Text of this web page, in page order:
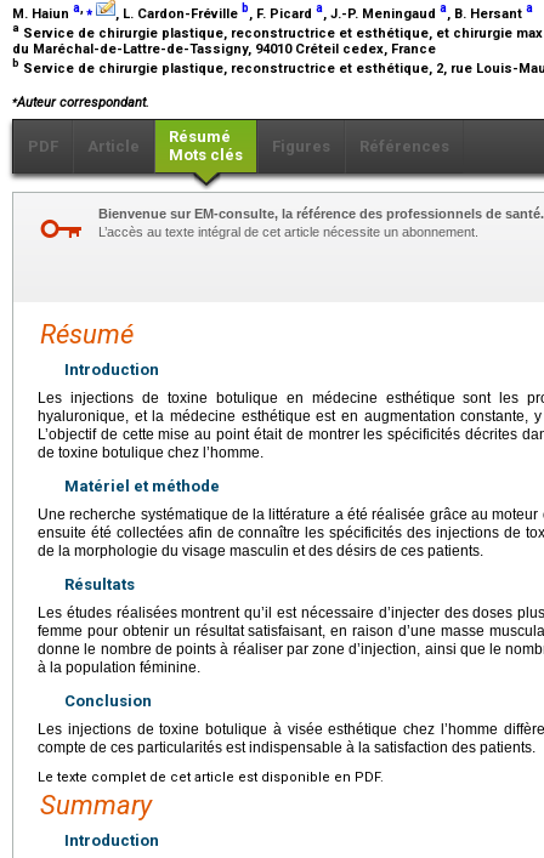
M. Haiun a,⁎ , L. Cardon-Fréville b, F. Picard a, J.-P. Meningaud a, B. Hersant a
a Service de chirurgie plastique, reconstructrice et esthétique, et chirurgie
du Maréchal-de-Lattre-de-Tassigny, 94010 Créteil cedex, France
b Service de chirurgie plastique, reconstructrice et esthétique, 2, rue Louis-
⁎Auteur correspondant.
PDF Article
Résumé
Mots clés
Figures Références
Bienvenue sur EM-consulte, la référence des professionnels de santé.
L’accès au texte intégral de cet article nécessite un abonnement.
Résumé
Introduction
Les injections de toxine botulique en médecine esthétique sont les
hyaluronique, et la médecine esthétique est en augmentation constante,
L’objectif de cette mise au point était de montrer les spécificités décrites
de toxine botulique chez l’homme.
Matériel et méthode
Une recherche systématique de la littérature a été réalisée grâce au
ensuite été collectées afin de connaître les spécificités des injections de
de la morphologie du visage masculin et des désirs de ces patients.
Résultats
Les études réalisées montrent qu’il est nécessaire d’injecter des doses
femme pour obtenir un résultat satisfaisant, en raison d’une masse
donne le nombre de points à réaliser par zone d’injection, ainsi que le
à la population féminine.
Conclusion
Les injections de toxine botulique à visée esthétique chez l’homme
compte de ces particularités est indispensable à la satisfaction des patients.
Le texte complet de cet article est disponible en PDF.
Summary
Introduction